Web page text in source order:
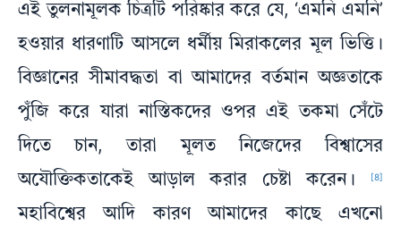
এই তুলনামূলক চিত্রটি পরিষ্কার করে যে, ‘এমনি এমনি’
হওয়ার ধারণাটি আসলে ধর্মীয় মিরাকলের মূল ভিত্তি।
বিজ্ঞানের সীমাবদ্ধতা বা আমাদের বর্তমান অজ্ঞতাকে
পুঁজি করে যারা নাস্তিকদের ওপর এই তকমা সেঁটে
দিতে চান, তারা মূলত নিজেদের বিশ্বাসের
অযৌক্তিকতাকেই আড়াল করার চেষ্টা করেন।
[8]
মহাবিশ্বের আদি কারণ আমাদের কাছে এখনো